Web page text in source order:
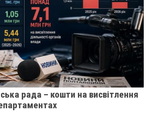
рада – кошти на висвітлення